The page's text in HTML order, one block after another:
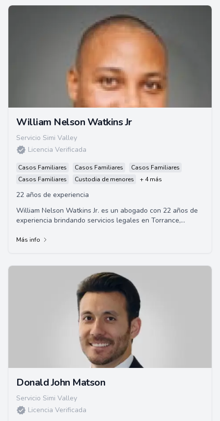
William Nelson Watkins Jr
Servicio Simi Valley
Licencia Verificada
Casos Familiares Casos Familiares
Casos Familiares
Casos Familiares
Custodia de menores + 4 más
22 años de experiencia
William Nelson Watkins Jr. es un abogado con 22 años de
experiencia brindando servicios legales en Torrance,
sea que usted esté enfrentando un problema de derecho
Más info
Donald John Matson
Servicio Simi Valley
Licencia Verificada